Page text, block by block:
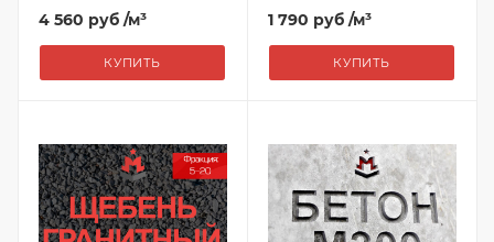
4 560 руб /м³
КУПИТЬ
1 790 руб /м³
КУПИТЬ